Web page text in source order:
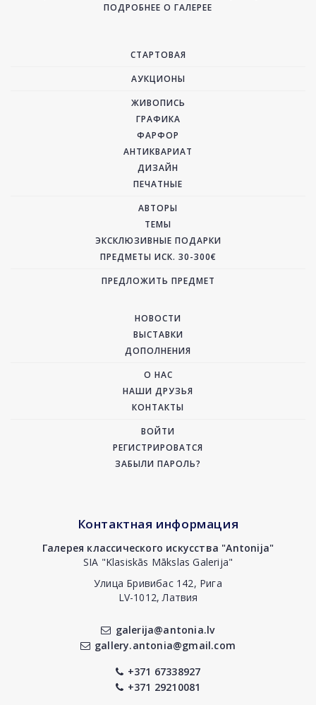
ПОДРОБНЕЕ О ГАЛЕРЕЕ
СТАРТОВАЯ
АУКЦИОНЫ
ЖИВОПИСЬ
ГРАФИКА
ФАРФОР
АНТИКВАРИАТ
ДИЗАЙН
ПЕЧАТНЫЕ
АВТОРЫ
ТЕМЫ
ЭКСКЛЮЗИВНЫЕ ПОДАРКИ
ПРЕДМЕТЫ ИСК. 30-300€
ПРЕДЛОЖИТЬ ПРЕДМЕТ
НОВОСТИ
ВЫСТАВКИ
ДОПОЛНЕНИЯ
О НАС
НАШИ ДРУЗЬЯ
КОНТАКТЫ
ВОЙТИ
РЕГИСТРИРОВАТСЯ
ЗАБЫЛИ ПАРОЛЬ?
Контактная информация
Галерея классического искусства "Antonija"
SIA "Klasiskās Mākslas Galerija"
Улица Бривибас 142, Рига
LV-1012, Латвия
galerija@antonia.lv
gallery.antonia@gmail.com
+371 67338927
+371 29210081